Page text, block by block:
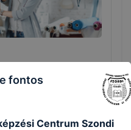
fontos
Centrum Szondi